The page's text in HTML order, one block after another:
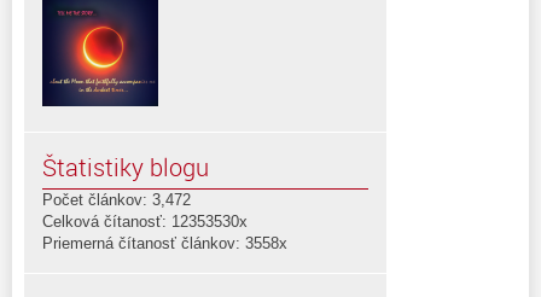
Štatistiky blogu
Počet článkov: 3,472
Celková čítanosť: 12353530x
Priemerná čítanosť článkov: 3558x